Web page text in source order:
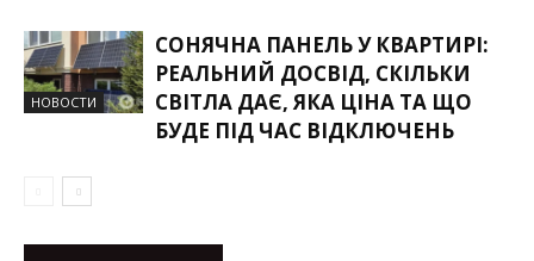
НОВОСТИ
СОНЯЧНА ПАНЕЛЬ У КВАРТИРІ:
РЕАЛЬНИЙ ДОСВІД, СКІЛЬКИ
СВІТЛА ДАЄ, ЯКА ЦІНА ТА ЩО
БУДЕ ПІД ЧАС ВІДКЛЮЧЕНЬ